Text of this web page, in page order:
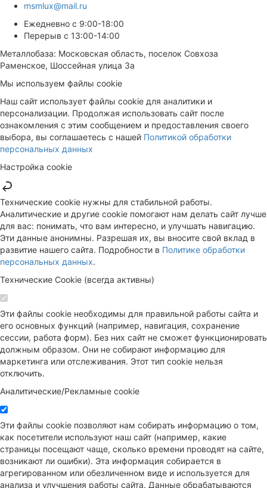
msmlux@mail.ru
Ежедневно с 9:00-18:00
Перерыв с 13:00-14:00
Металлобаза: Московская область, поселок Совхоза
Раменское, Шоссейная улица 3а
Мы используем файлы cookie
Наш сайт использует файлы cookie для аналитики и
персонализации. Продолжая использовать сайт после
ознакомления с этим сообщением и предоставления своего
выбора, вы соглашаетесь с нашей Политикой обработки
персональных данных
Настройка cookie
Технические cookie нужны для стабильной работы.
Аналитические и другие cookie помогают нам делать сайт лучше
для вас: понимать, что вам интересно, и улучшать навигацию.
Эти данные анонимны. Разрешая их, вы вносите свой вклад в
развитие нашего сайта. Подробности в Политике обработки
персональных данных.
Технические Cookie (всегда активны)
Эти файлы cookie необходимы для правильной работы сайта и
его основных функций (например, навигация, сохранение
сессии, работа форм). Без них сайт не сможет функционировать
должным образом. Они не собирают информацию для
маркетинга или отслеживания. Этот тип cookie нельзя
отключить.
Аналитические/Рекламные cookie
Эти файлы cookie позволяют нам собирать информацию о том,
как посетители используют наш сайт (например, какие
страницы посещают чаще, сколько времени проводят на сайте,
возникают ли ошибки). Эта информация собирается в
агрегированном или обезличенном виде и используется для
анализа и улучшения работы сайта. Данные обрабатываются